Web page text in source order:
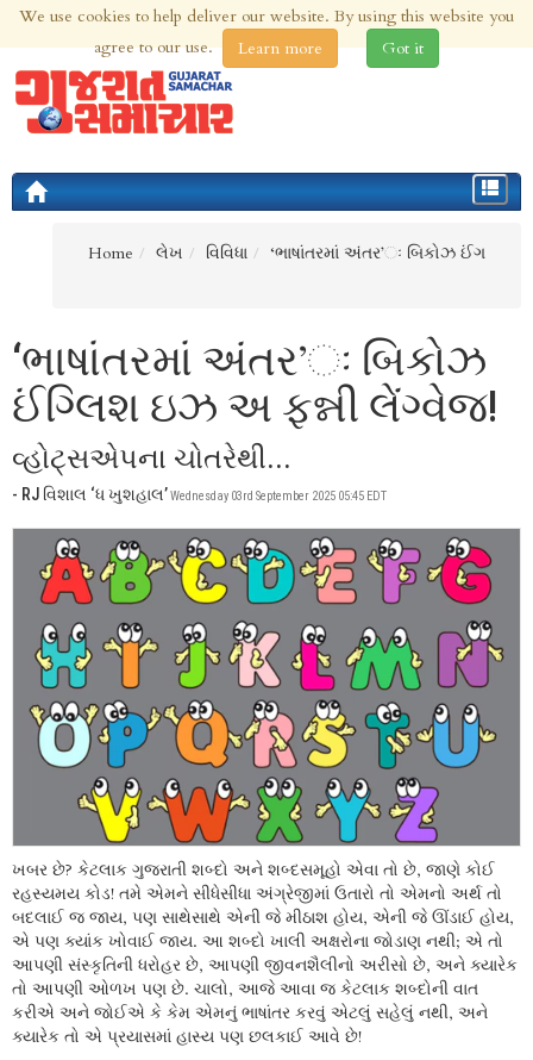
8th Aug 2026 | Updated at 12:51pm 8th Aug 2026
Toggle
Home
લેખ વિવિધા ‘ભાષાંતરમાં અંતર’ઃ બિકોઝ ઈંગ
‘ભાષાંતરમાં અંતર’ઃ બિકોઝ
ઈંગ્લિશ ઇઝ અ ફન્ની લેંગ્વેજ!
વ્હોટ્સએપના ચોતરેથી...
- RJ વિશાલ ‘ધ ખુશહાલ’Wednesday 03rd September 2025 05:45 EDT
ખબર છે? કેટલાક ગુજરાતી શબ્દો અને શબ્દસમૂહો એવા તો છે, જાણે કોઈ
રહસ્યમય કોડ! તમે એમને સીધેસીધા અંગ્રેજીમાં ઉતારો તો એમનો અર્થ તો
બદલાઈ જ જાય, પણ સાથેસાથે એની જે મીઠાશ હોય, એની જે ઊંડાઈ હોય,
એ પણ ક્યાંક ખોવાઈ જાય. આ શબ્દો ખાલી અક્ષરોના જોડાણ નથી; એ તો
આપણી સંસ્કૃતિની ધરોહર છે, આપણી જીવનશૈલીનો અરીસો છે, અને ક્યારેક
તો આપણી ઓળખ પણ છે. ચાલો, આજે આવા જ કેટલાક શબ્દોની વાત
કરીએ અને જોઈએ કે કેમ એમનું ભાષાંતર કરવું એટલું સહેલું નથી, અને
ક્યારેક તો એ પ્રયાસમાં હાસ્ય પણ છલકાઈ આવે છે!
We use cookies to help deliver our website. By using this website you
agree to our use.
Learn more Got it